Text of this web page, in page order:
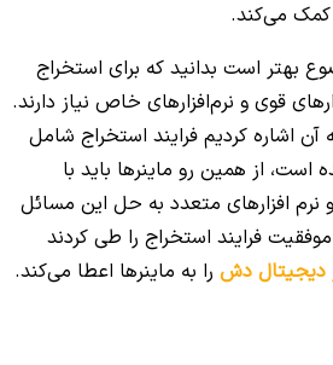
کمک می‌کند.
بهتر است بدانید که برای استخراج
قوی و نرم‌افزارهای خاص نیاز دارند.
آن اشاره کردیم فرایند استخراج شامل
از همین رو ماینرها باید با
نرم افزارهای متعدد به حل این مسائل
موفقیت فرایند استخراج را طی کردند
دیجیتال دش را به ماینرها اعطا می‌کند.